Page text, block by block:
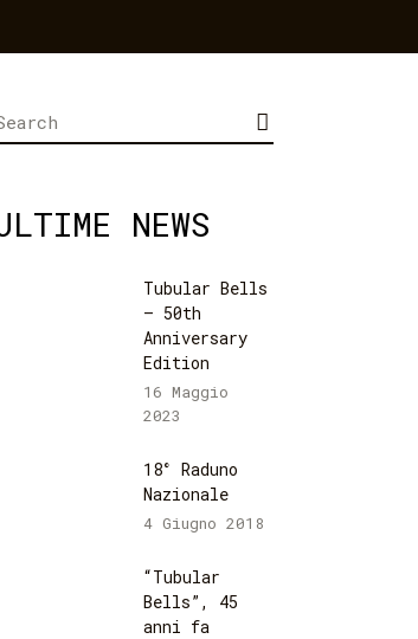
NEWS
Tubular Bells
– 50th
Anniversary
Edition
16 Maggio
2023
18° Raduno
Nazionale
4 Giugno 2018
“Tubular
Bells”, 45
anni fa